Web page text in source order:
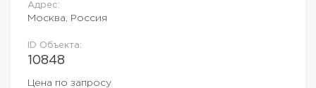
Адрес:
Москва, Россия
ID Объекта:
10848
Цена по запросу